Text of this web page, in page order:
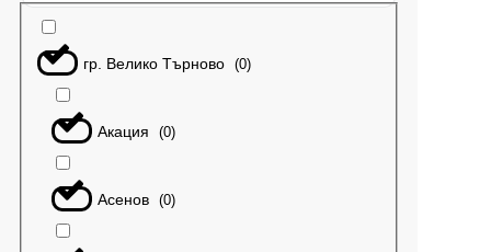
гр. Велико Търново (0)
Акация (0)
Асенов (0)